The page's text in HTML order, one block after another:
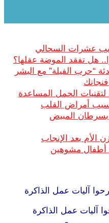
عشرات السحالي
“حرب الفيلة” مع البشر
فنجانك
لتقنيات الحمل المساعدة
أمراض القلب
بسرطان المبيض
الأم بعد الإنجاب
أطفال مشوهين
آليات عمل الذاكرة